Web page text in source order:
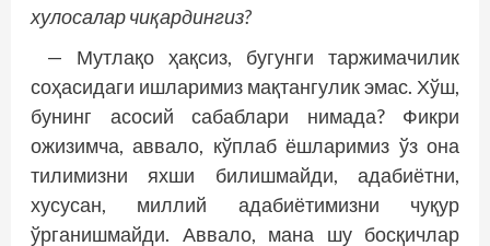
хулосалар чиқардингиз?
— Мутлақо ҳақсиз, бугунги таржимачилик
соҳасидаги ишларимиз мақтангулик эмас. Хўш,
бунинг асосий сабаблари нимада? Фикри
ожизимча, аввало, кўплаб ёшларимиз ўз она
тилимизни яхши билишмайди, адабиётни,
хусусан, миллий адабиётимизни чуқур
ўрганишмайди. Аввало, мана шу босқичлар